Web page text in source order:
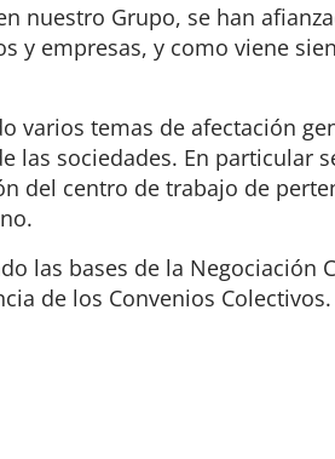
nuestro Grupo, se han
y empresas, y como viene
varios temas de afectación
las sociedades. En particular
del centro de trabajo de
las bases de la Negociación
de los Convenios Colectivos.